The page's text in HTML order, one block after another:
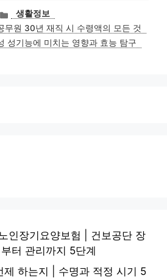
카
테
고
리
생활정보
무원 30년 재직 시 수령액의 모든 것
성기능에 미치는 영향과 효능 탐구
인장기요양보험 | 건보공단 장
터 관리까지 5단계
제 하는지 | 수명과 적정 시기 5